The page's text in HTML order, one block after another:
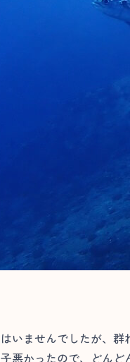
いませんでしたが、群
悪かったので、どん